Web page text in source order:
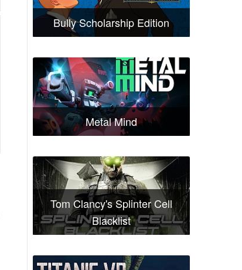
Bully Scholarship Edition
Metal Mind
Tom Clancy's Splinter Cell
Blacklist